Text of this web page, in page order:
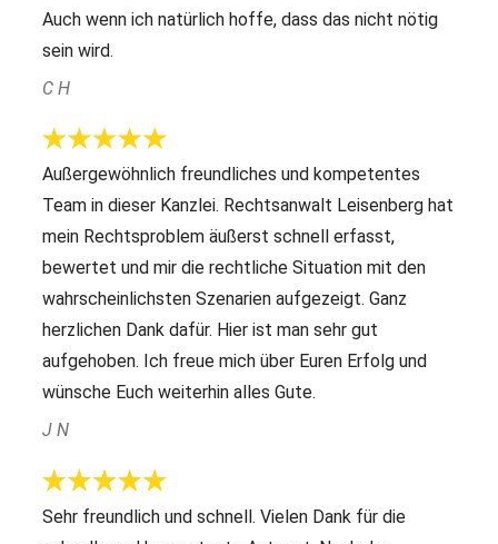
Auch wenn ich natürlich hoffe, dass das nicht nötig
sein wird.
C H
Außergewöhnlich freundliches und kompetentes
Team in dieser Kanzlei. Rechtsanwalt Leisenberg hat
mein Rechtsproblem äußerst schnell erfasst,
bewertet und mir die rechtliche Situation mit den
wahrscheinlichsten Szenarien aufgezeigt. Ganz
herzlichen Dank dafür. Hier ist man sehr gut
aufgehoben. Ich freue mich über Euren Erfolg und
wünsche Euch weiterhin alles Gute.
J N
Sehr freundlich und schnell. Vielen Dank für die